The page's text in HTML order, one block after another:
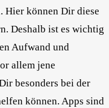
Hier können Dir diese
Deshalb ist es wichtig
Aufwand und
allem jene
besonders bei der
können. Apps sind